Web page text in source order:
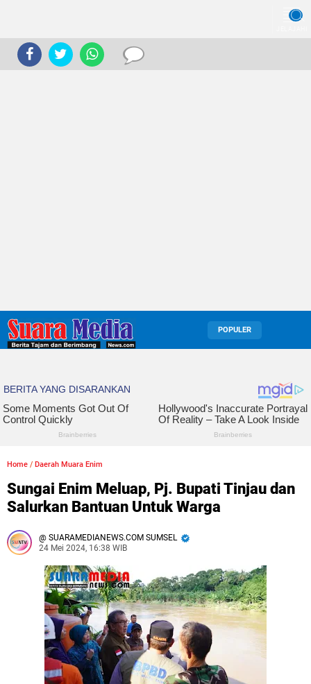
POPULER
Home / Daerah Muara Enim
Sungai Enim Meluap, Pj. Bupati Tinjau dan
Salurkan Bantuan Untuk Warga
SUARAMEDIANEWS.COM SUMSEL
24 Mei 2024, 16:38 WIB